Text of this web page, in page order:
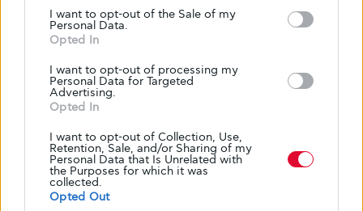
I want to opt-out of the Sale of my
Personal Data.
Opted In
I want to opt-out of processing my
Personal Data for Targeted
Advertising.
Opted In
I want to opt-out of Collection, Use,
Retention, Sale, and/or Sharing of my
Personal Data that Is Unrelated with
the Purposes for which it was
collected.
Opted Out
είναι ότι αν είναι αρκετά δυνατή ώστε να
αντιμετωπίσει τα σκαμπανεβάσματα του
σακχάρου, τότε είναι αρκετά δυνατή ώστε να
αντιμετωπίσει τα σκαμπανεβάσματα της ζωής.
Τώρα που το σενάριο ολοκληρώθηκε, το
επόμενο βήμα είναι να γυριστεί η ταινία. Η
συγγραφή του σεναρίου ήταν μια θεραπευτική
διαδικασία για μένα, καθώς μου έδειξε ότι δεν
με προσδιορίζει ο διαβήτης,
γεγονός ότι πάσχω από διαβήτη τύπου 1 δεν